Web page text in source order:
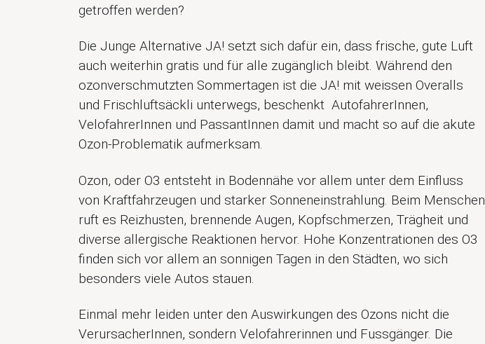
getroffen werden?
Die Junge Alternative JA! setzt sich dafür ein, dass frische, gute Luft
auch weiterhin gratis und für alle zugänglich bleibt. Während den
ozonverschmutzten Sommertagen ist die JA! mit weissen Overalls
und Frischluftsäckli unterwegs, beschenkt AutofahrerInnen,
VelofahrerInnen und PassantInnen damit und macht so auf die akute
Ozon-Problematik aufmerksam.
Ozon, oder O3 entsteht in Bodennähe vor allem unter dem Einfluss
von Kraftfahrzeugen und starker Sonneneinstrahlung. Beim Menschen
ruft es Reizhusten, brennende Augen, Kopfschmerzen, Trägheit und
diverse allergische Reaktionen hervor. Hohe Konzentrationen des O3
finden sich vor allem an sonnigen Tagen in den Städten, wo sich
besonders viele Autos stauen.
Einmal mehr leiden unter den Auswirkungen des Ozons nicht die
VerursacherInnen, sondern Velofahrerinnen und Fussgänger. Die